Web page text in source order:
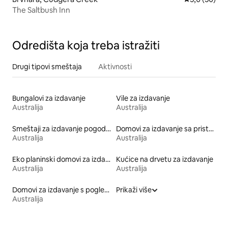
The Saltbush Inn
Odredišta koja treba istražiti
Drugi tipovi smeštaja Aktivnosti
Bungalovi za izdavanje
Australija
Vile za izdavanje
Australija
Smeštaji za izdavanje pogodni za kućne ljubimce
Australija
Domovi za izdavanje sa pristupom jezeru
Australija
Eko planinski domovi za izdavanje
Australija
Kućice na drvetu za izdavanje
Australija
Domovi za izdavanje s pogledom na plažu
Australija
Prikaži više